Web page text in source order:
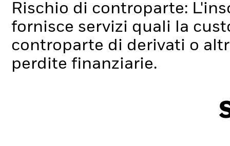
Rischio di controparte:
fornisce servizi quali la
controparte di derivati o
perdite finanziarie.